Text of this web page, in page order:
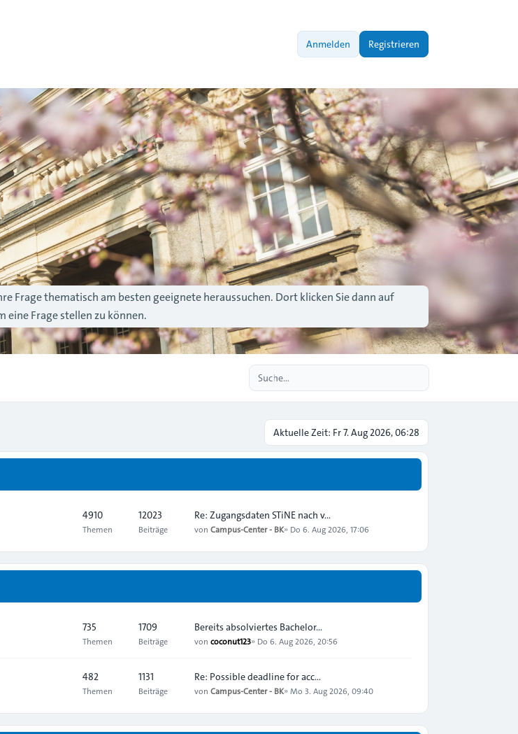
Anmelden Registrieren
Frage thematisch am besten geeignete heraussuchen. Dort klicken Sie dann auf
eine Frage stellen zu können.
Aktuelle Zeit: Fr 7. Aug 2026, 06:28
4910
Themen
12023
Beiträge
Re: Zugangsdaten STiNE nach v…
von Campus-Center - BK» Do 6. Aug 2026, 17:06
735
Themen
1709
Beiträge
Bereits absolviertes Bachelor…
von coconut123» Do 6. Aug 2026, 20:56
482
Themen
1131
Beiträge
Re: Possible deadline for acc…
von Campus-Center - BK» Mo 3. Aug 2026, 09:40